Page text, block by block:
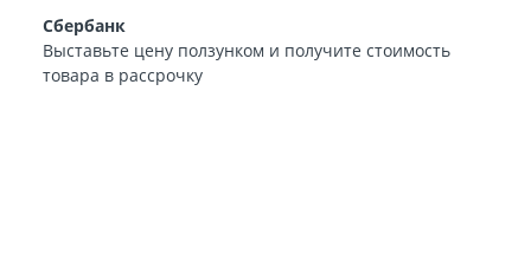
Сбербанк
Выставьте цену ползунком и получите стоимость
товара в рассрочку